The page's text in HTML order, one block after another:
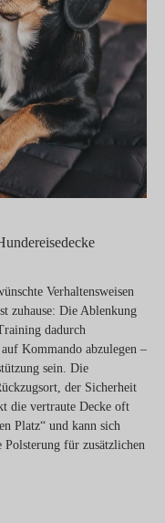
Verhaltensweisen
zuhause: Die Ablenkung
dadurch
Kommando abzulegen –
sein. Die
der Sicherheit
die vertraute Decke oft
Platz“ und kann sich
Polsterung für zusätzlichen